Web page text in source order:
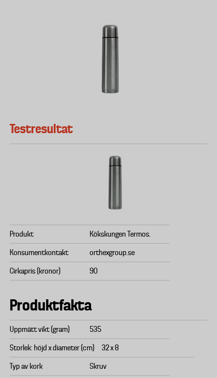
Testresultat
Produkt Kökskungen Termos.
Konsumentkontakt orthexgroup.se
Cirkapris (kronor) 90
Produktfakta
Uppmätt vikt (gram) 535
Storlek: höjd x diameter (cm) 32 x 8
Typ av kork Skruv